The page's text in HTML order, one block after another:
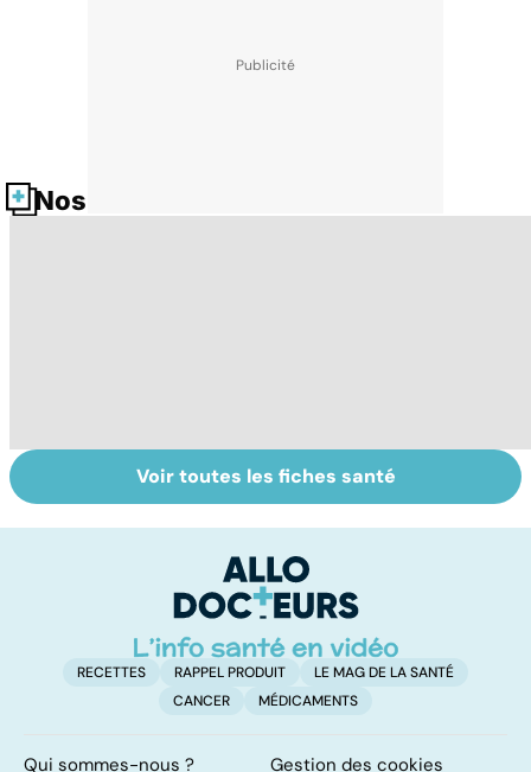
Nos fiches santé
Faire du sport à
domicile, c'est
Don de gamètes :
le pour et le
levée de
l'anonymat
Voir toutes les fiches santé
RECETTES RAPPEL PRODUIT
LE MAG DE LA SANTÉ
CANCER
MÉDICAMENTS
Qui sommes-nous ? Gestion des cookies